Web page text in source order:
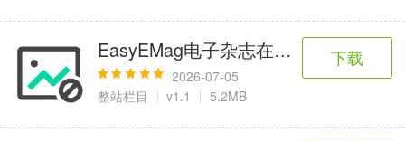
EasyEMag电子杂志在线翻阅模块
2026-07-05
整站栏目
v1.1 5.2MB
下载